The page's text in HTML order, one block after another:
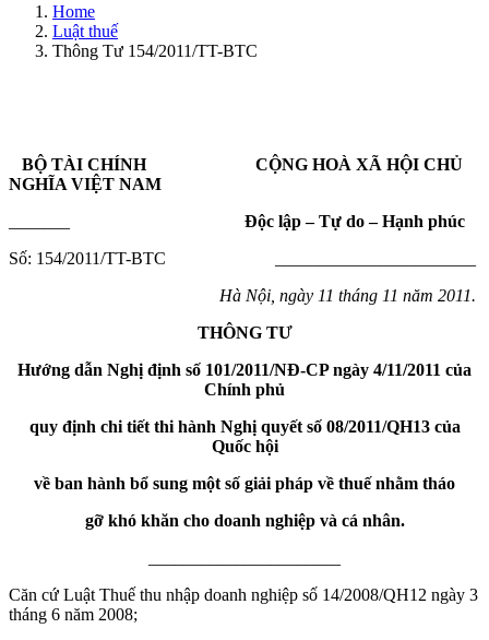
Home
Luật thuế
Thông Tư 154/2011/TT-BTC
BỘ TÀI CHÍNH CỘNG HOÀ XÃ HỘI CHỦ
NGHĨA VIỆT NAM
Độc lập – Tự do – Hạnh phúc
Số: 154/2011/TT-BTC ­­­­­­­­­­­­­­­­­­­­­­­­­­­­­­­­­­­­­­­_______________________
Hà Nội, ngày 11 tháng 11 năm 2011.
THÔNG TƯ
Hướng dẫn Nghị định số 101/2011/NĐ-CP ngày 4/11/2011 của
Chính phủ
quy định chi tiết thi hành Nghị quyết số 08/2011/QH13 của
Quốc hội
về ban hành bổ sung một số giải pháp về thuế nhằm tháo
gỡ khó khăn cho doanh nghiệp và cá nhân.
Căn cứ Luật Thuế thu nhập doanh nghiệp số 14/2008/QH12 ngày 3
tháng 6 năm 2008;